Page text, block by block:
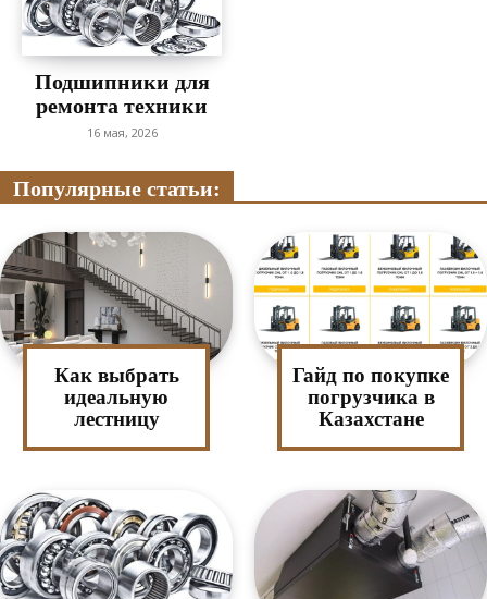
Подшипники для
ремонта техники
16 мая, 2026
Популярные статьи:
Как выбрать
идеальную
лестницу
Гайд по покупке
погрузчика в
Казахстане